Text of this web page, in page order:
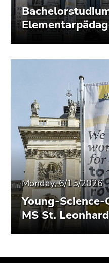
Monday, 6/15/2026
Young-
MS St. Leonhard